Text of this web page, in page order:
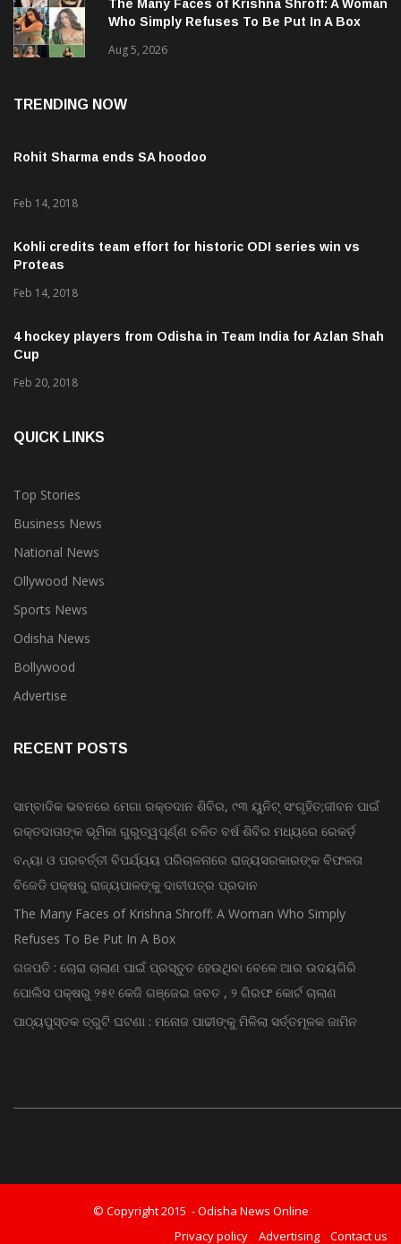
The Many Faces of Krishna Shroff: A Woman
Who Simply Refuses To Be Put In A Box
Aug 5, 2026
TRENDING NOW
Rohit Sharma ends SA hoodoo
Feb 14, 2018
Kohli credits team effort for historic ODI series win vs
Proteas
Feb 14, 2018
4 hockey players from Odisha in Team India for Azlan Shah
Cup
Feb 20, 2018
QUICK LINKS
Top Stories
Business News
National News
Ollywood News
Sports News
Odisha News
Bollywood
Advertise
RECENT POSTS
ସାମ୍ବାଦିକ ଭବନରେ ମେଗା ରକ୍ତଦାନ ଶିବିର, ୯୩ ୟୁନିଟ୍ ସଂଗୃହିତ;ଜୀବନ ପାଇଁ
ରକ୍ତଦାତାଙ୍କ ଭୂମିକା ଗୁରୁତ୍ୱପୂର୍ଣ୍ଣ ଚଳିତ ବର୍ଷ ଶିବିର ମଧ୍ୟରେ ରେକର୍ଡ଼
ବନ୍ୟା ଓ ପରବର୍ତ୍ତୀ ବିପର୍ଯ୍ୟୟ ପରିଚାଳନାରେ ରାଜ୍ୟସରକାରଙ୍କ ବିଫଳତା
ବିଜେଡି ପକ୍ଷରୁ ରାଜ୍ୟପାଳଙ୍କୁ ଦାବୀପତ୍ର ପ୍ରଦାନ
The Many Faces of Krishna Shroff: A Woman Who Simply
Refuses To Be Put In A Box
ଗଜପତି : ଚୋରା ଚାଲାଣ ପାଇଁ ପ୍ରସ୍ତୁତ ହେଉଥିବା ବେଳେ ଆର ଉଦୟଗିରି
ପୋଲିସ ପକ୍ଷରୁ ୨୫୧ କେଜି ଗଞ୍ଜେଇ ଜବତ , ୨ ଗିରଫ କୋର୍ଟ ଚାଲାଣ
ପାଠ୍ୟପୁସ୍ତକ ତ୍ରୁଟି ଘଟଣା : ମନୋଜ ପାଢୀଙ୍କୁ ମିଳିଲା ସର୍ତ୍ତମୂଳକ ଜାମିନ
© Copyright 2015 - Odisha News Online
Privacy policy
Advertising Contact us